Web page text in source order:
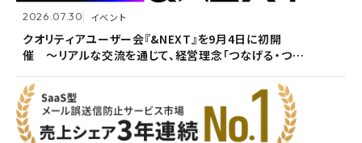
2026.07.30 イベント
クオリティアユーザー会『&NEXT』を9月4日に初開
催 〜リアルな交流を通じて、経営理念「つなげる・つな
2026.07.09 自社ウェビナー
<7/30 ウェビナー開催>いまさら聞けないPPAP問題～
2026.05.13 メンテナンス
ホームページ『メンテナンス作業による一時閉鎖』のお
知らせ